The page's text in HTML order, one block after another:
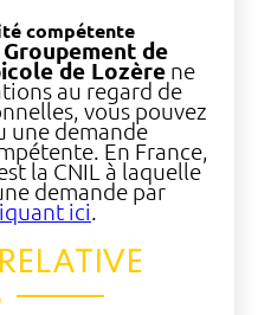
compétente
Groupement de
de Lozère ne
au regard de
vous pouvez
une demande
En France,
la CNIL à laquelle
demande par
ici.